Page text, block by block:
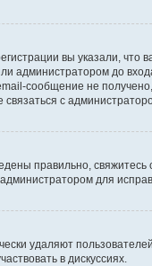
вы указали, что
администратором до
сообщение не
с
правильно,
для
удаляют
в дискуссиях.